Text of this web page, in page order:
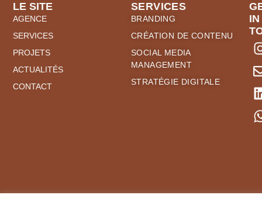
SERVICES
BRANDING
CRÉATION DE CONTENU
SOCIAL MEDIA
MANAGEMENT
STRATÉGIE DIGITALE
LE SITE
AGENCE
SERVICES
PROJETS
ACTUALITÉS
CONTACT
IN